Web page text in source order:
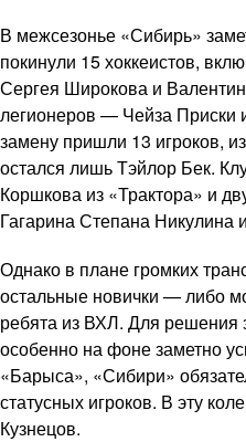
В межсезонье «Сибирь»
покинули 15 хоккеистов,
Сергея Широкова и
легионеров — Чейза
замену пришли 13 игроков,
остался лишь Тэйлор Бек.
Коршкова из «Трактора» и
Гагарина Степана Никулина
Однако в плане громких
остальные новички — либо
ребята из ВХЛ. Для
особенно на фоне заметно
«Барыса», «Сибири»
статусных игроков. В эту
Кузнецов.